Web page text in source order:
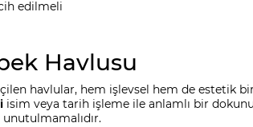
edilmeli
Havlusu
havlular, hem işlevsel hem de estetik
isim veya tarih işleme ile anlamlı bir